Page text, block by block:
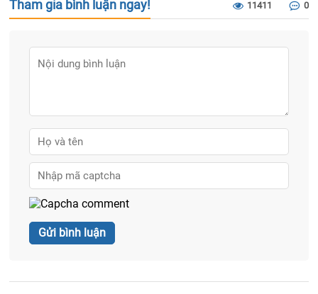
Tham gia bình luận ngay! 11411 0